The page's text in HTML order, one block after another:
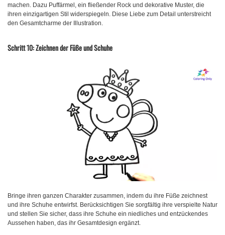
machen. Dazu Puffärmel, ein fließender Rock und dekorative Muster, die
ihren einzigartigen Stil widerspiegeln. Diese Liebe zum Detail unterstreicht
den Gesamtcharme der Illustration.
Schritt 10: Zeichnen der Füße und Schuhe
Bringe ihren ganzen Charakter zusammen, indem du ihre Füße zeichnest
und ihre Schuhe entwirfst. Berücksichtigen Sie sorgfältig ihre verspielte Natur
und stellen Sie sicher, dass ihre Schuhe ein niedliches und entzückendes
Aussehen haben, das ihr Gesamtdesign ergänzt.